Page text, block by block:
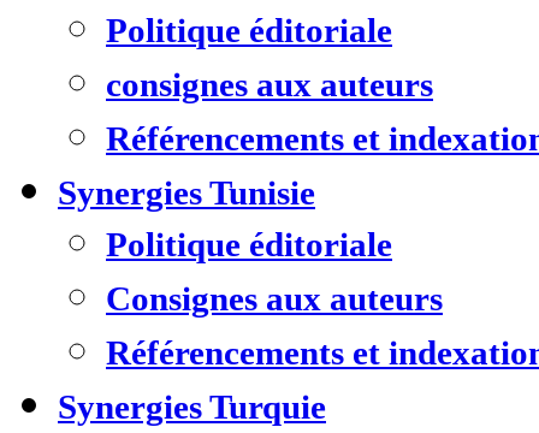
Politique éditoriale
consignes aux auteurs
Référencements et
Synergies Tunisie
Politique éditoriale
Consignes aux auteurs
Référencements et
Synergies Turquie